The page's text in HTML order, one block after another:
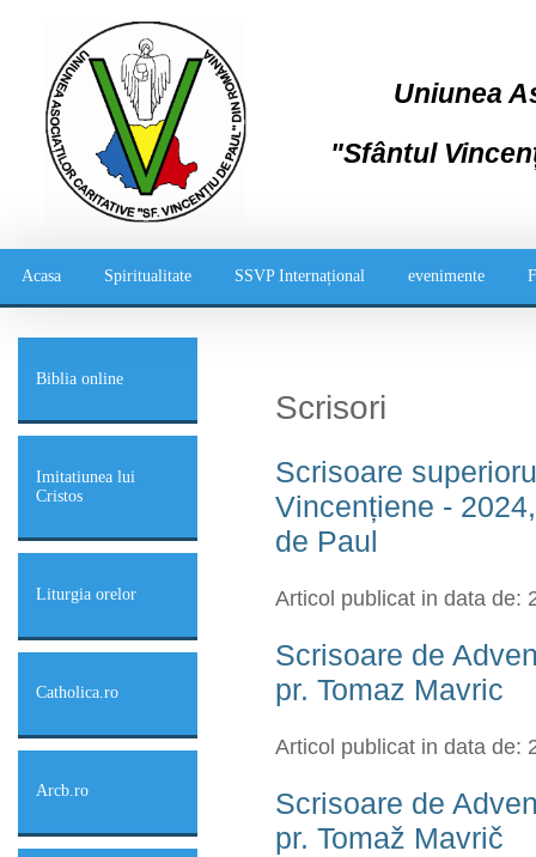
Uniunea
"Sfântul
Acasa Spiritualitate SSVP Internațional evenimente
Biblia online
Imitatiunea lui
Cristos
Liturgia orelor
Catholica.ro
Arcb.ro
Scrisori
Scrisoare
Vincențiene -
de Paul
Articol publicat in data de:
Scrisoare de
pr. Tomaz Mavric
Articol publicat in data de:
Scrisoare de
pr. Tomaž Mavrič